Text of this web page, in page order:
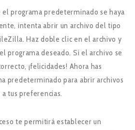
el programa predeterminado se haya
intenta abrir un archivo del tipo
Haz doble clic en el archivo y
programa deseado. Si el archivo se
¡felicidades! Ahora has
predeterminado para abrir archivos
tus preferencias.
te permitirá establecer un